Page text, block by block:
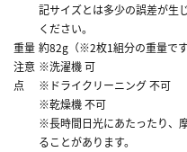
記サイズとは多少の誤差が生
ください。
重量 約82g（※2枚1組分の重量です
注意
点
※洗濯機 可
※ドライクリーニング 不可
※乾燥機 不可
※長時間日光にあたったり、
ることがあります。